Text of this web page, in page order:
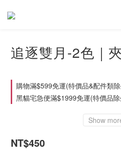
追逐雙月-2色｜
購物滿$599免運(特價品&配件類
黑貓宅急便滿$1999免運(特價品
Show
NT$450